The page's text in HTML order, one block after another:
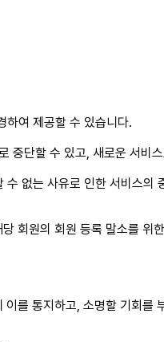
하여 제공할 수 있습니다.
중단할 수 있고, 새로운 서비
없는 사유로 인한 서비스의
회원의 회원 등록 말소를 위
를 통지하고, 소명할 기회를